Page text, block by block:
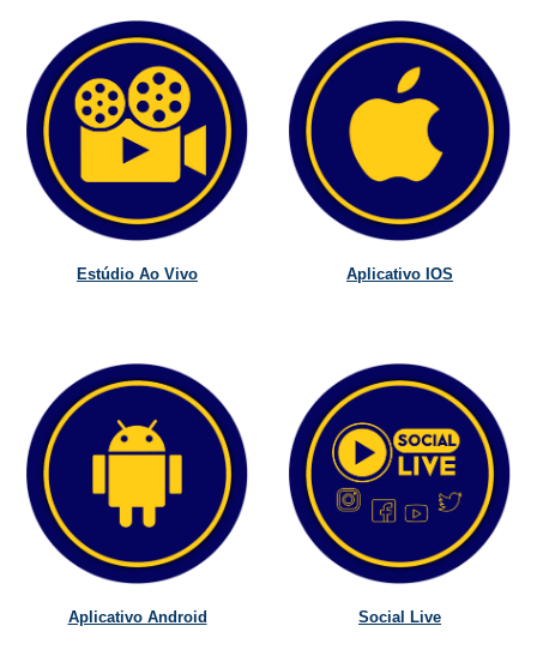
Estúdio Ao Vivo Aplicativo IOS
Aplicativo Android Social Live